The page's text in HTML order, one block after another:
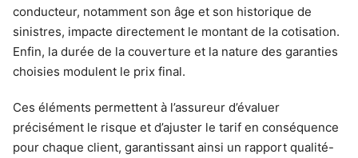
conducteur, notamment son âge et son historique de
sinistres, impacte directement le montant de la cotisation.
Enfin, la durée de la couverture et la nature des garanties
choisies modulent le prix final.
Ces éléments permettent à l’assureur d’évaluer
précisément le risque et d’ajuster le tarif en conséquence
pour chaque client, garantissant ainsi un rapport qualité-